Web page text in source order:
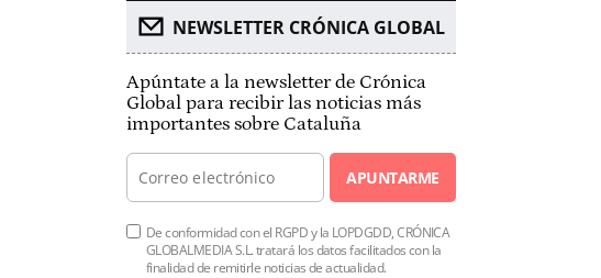
NEWSLETTER CRÓNICA GLOBAL
Apúntate a la newsletter de Crónica
Global para recibir las noticias más
importantes sobre Cataluña
APUNTARME
De conformidad con el RGPD y la LOPDGDD, CRÓNICA
GLOBALMEDIA S.L. tratará los datos facilitados con la
finalidad de remitirle noticias de actualidad.